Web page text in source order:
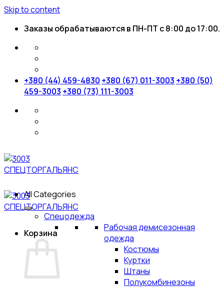
Skip to content
Заказы обрабатываются в ПН-ПТ с 8:00 до 17:00.
+380 (44) 459-4830 +380 (67) 011-3003 +380 (50)
459-3003 +380 (73) 111-3003
Корзина
All Categories
Спецодежда
Рабочая демисезонная
одежда
Костюмы
Куртки
Штаны
Полукомбинезоны